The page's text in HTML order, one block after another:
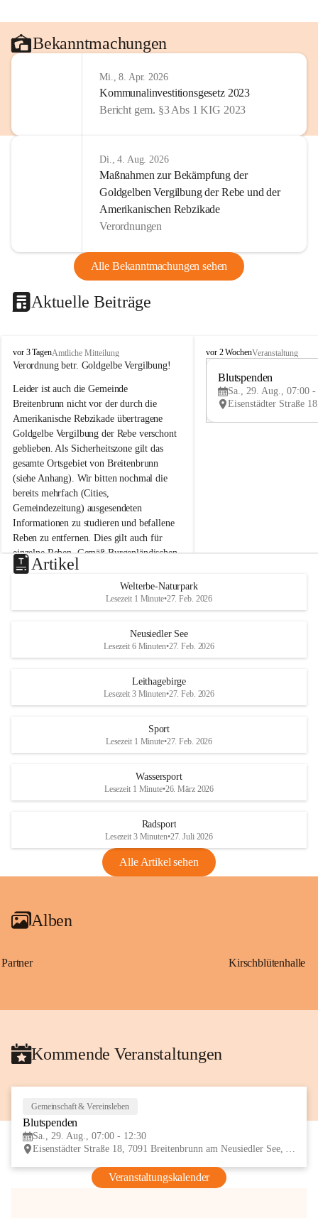
Bekanntmachungen
Mi., 8. Apr. 2026
Kommunalinvestitionsgesetz 2023
Bericht gem. §3 Abs 1 KIG 2023
Di., 4. Aug. 2026
Maßnahmen zur Bekämpfung der
Goldgelben Vergilbung der Rebe und der
Amerikanischen Rebzikade
Verordnungen
Alle Bekanntmachungen sehen
Aktuelle Beiträge
B
r
i
t
e
n
b
r
u
n
n
a
m
N
e
u
s
d
S
vor 3 TagenAmtliche Mitteilung
Verordnung betr. Goldgelbe Vergilbung!
Leider ist auch die Gemeinde
Breitenbrunn nicht vor der durch die
Amerikanische Rebzikade übertragene
Goldgelbe Vergilbung der Rebe verschont
geblieben. Als Sicherheitszone gilt das
gesamte Ortsgebiet von Breitenbrunn
(siehe Anhang). Wir bitten nochmal die
bereits mehrfach (Cities,
Gemeindezeitung) ausgesendeten
Informationen zu studieren und befallene
Reben zu entfernen. Dies gilt auch für
einzelne Reben. Gemäß Burgenländischen
Weinbaugesetz sind nicht gepflegte oder
unzulässige Weingärten zu roden! Bitte
helfen wir zusammen um unsere Winzer
vor den prognostizierten Ernteausfällen
und den daraus folgenden wirtschaftlichen
Maßnahmen zur Bekämpfung
Rebe und der Amerikanischen
Anhang VBl. EU Nr. 18
1 Seite•1,4 MB
VBl. EU Nr. 18_2026
B
e
u
e
d
r
S
vor 2 WochenVeranstaltung
Blutspenden
Sa., 29. Aug., 07:00 -
Artikel
Welterbe-Naturpark
Lesezeit 1 Minute•27. Feb. 2026
Neusiedler See
Lesezeit 6 Minuten•27. Feb. 2026
Leithagebirge
Lesezeit 3 Minuten•27. Feb. 2026
Sport
Lesezeit 1 Minute•27. Feb. 2026
Wassersport
Lesezeit 1 Minute•26. März 2026
Radsport
Lesezeit 3 Minuten•27. Juli 2026
Alle Artikel sehen
Alben
Partner Kirschblütenhalle
Kommende Veranstaltungen
Gemeinschaft & Vereinsleben
Blutspenden
Sa., 29. Aug., 07:00 - 12:30
Eisenstädter Straße 18, 7091 Breitenbrunn am Neusiedler See, AUT
Veranstaltungskalender